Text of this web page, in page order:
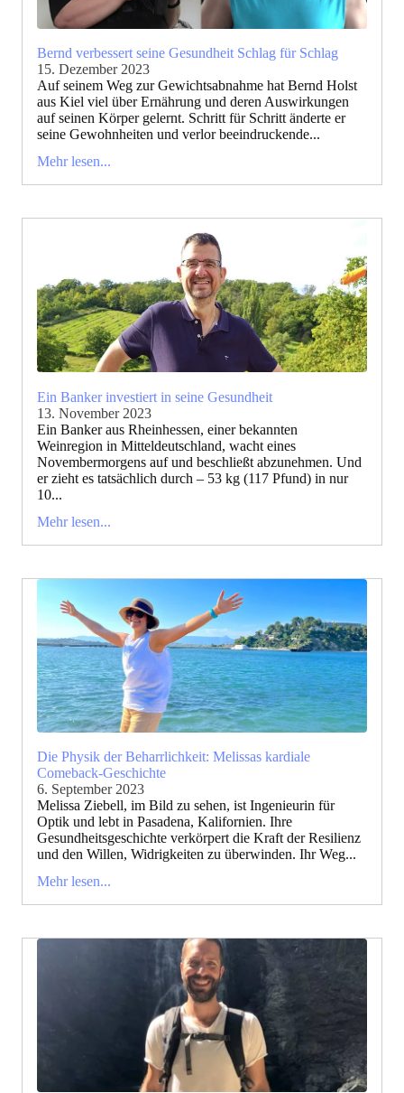
Bernd verbessert seine Gesundheit Schlag für Schlag
15. Dezember 2023
Auf seinem Weg zur Gewichtsabnahme hat Bernd Holst
aus Kiel viel über Ernährung und deren Auswirkungen
auf seinen Körper gelernt. Schritt für Schritt änderte er
seine Gewohnheiten und verlor beeindruckende...
Mehr lesen...
Ein Banker investiert in seine Gesundheit
13. November 2023
Ein Banker aus Rheinhessen, einer bekannten
Weinregion in Mitteldeutschland, wacht eines
Novembermorgens auf und beschließt abzunehmen. Und
er zieht es tatsächlich durch – 53 kg (117 Pfund) in nur
10...
Mehr lesen...
Die Physik der Beharrlichkeit: Melissas kardiale
Comeback-Geschichte
6. September 2023
Melissa Ziebell, im Bild zu sehen, ist Ingenieurin für
Optik und lebt in Pasadena, Kalifornien. Ihre
Gesundheitsgeschichte verkörpert die Kraft der Resilienz
und den Willen, Widrigkeiten zu überwinden. Ihr Weg...
Mehr lesen...